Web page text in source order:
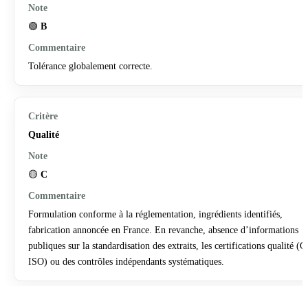
🟢 B
Tolérance globalement correcte.
Qualité
🟡 C
Formulation conforme à la réglementation, ingrédients identifiés,
fabrication annoncée en France. En revanche, absence d’informations
publiques sur la standardisation des extraits, les certifications qualité
ISO) ou des contrôles indépendants systématiques.